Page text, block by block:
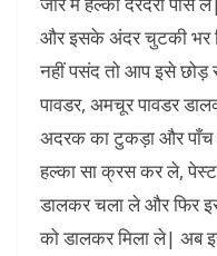
और इसके अंदर चुटकी भर
नहीं पसंद तो आप इसे
पावडर, अमचूर पावडर
अदरक का टुकड़ा और
हल्का सा क्रस कर ले,
डालकर चला ले और फिर
को डालकर मिला ले| अब